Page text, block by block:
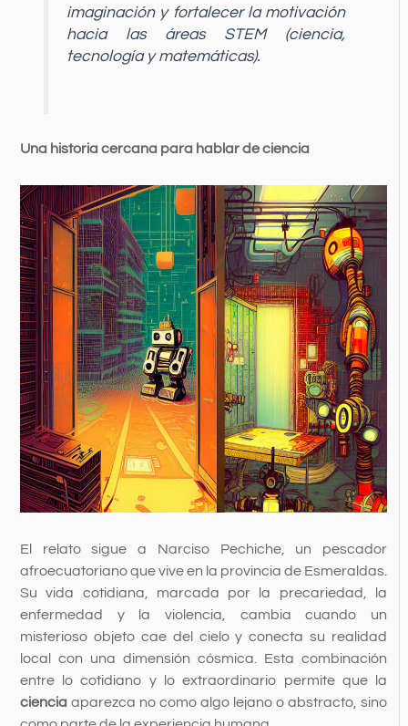
imaginación y fortalecer la motivación
hacia las áreas STEM (ciencia,
tecnología y matemáticas).
Una historia cercana para hablar de ciencia
El relato sigue a Narciso Pechiche, un pescador
afroecuatoriano que vive en la provincia de Esmeraldas.
Su vida cotidiana, marcada por la precariedad, la
enfermedad y la violencia, cambia cuando un
misterioso objeto cae del cielo y conecta su realidad
local con una dimensión cósmica. Esta combinación
entre lo cotidiano y lo extraordinario permite que la
ciencia aparezca no como algo lejano o abstracto, sino